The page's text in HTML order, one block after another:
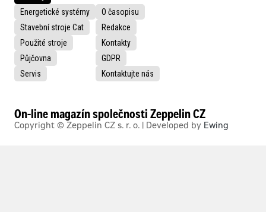
O časopisu
Redakce
Kontakty
GDPR
Kontaktujte nás
Energetické systémy
Stavební stroje Cat
Použité stroje
Půjčovna
Servis
On-line magazín společnosti Zeppelin CZ
Copyright © Zeppelin CZ s. r. o. | Developed by Ewing